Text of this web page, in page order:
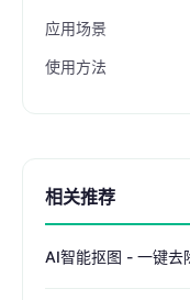
应用场景
使用方法
相关推荐
AI智能抠图 - 一键去